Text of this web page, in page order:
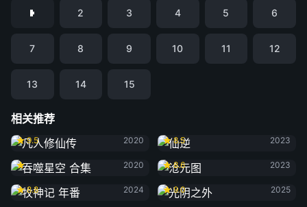
2 3 4 5 6
7 8 9 10 11 12
13 14 15
相关推荐
凡人修仙传
9.5
2020
8.5
2023
吞噬星空 合集
2020
沧元图
8.6
2023
牧神记 年番
8.8
2024
光阴之外
9.0
2025
完美世界
遮天